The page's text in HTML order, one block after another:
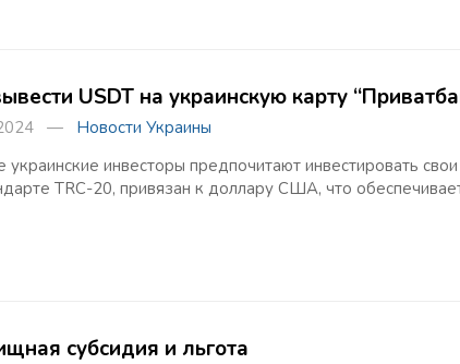
USDT на украинскую карту
2024 — Новости Украины
украинские инвесторы предпочитают инвестировать
TRC-20, привязан к доллару США, что
субсидия и льгота